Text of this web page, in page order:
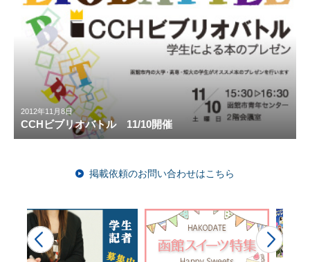
2012年11月8日
CCHビブリオバトル 11/10開催
掲載依頼のお問い合わせはこちら